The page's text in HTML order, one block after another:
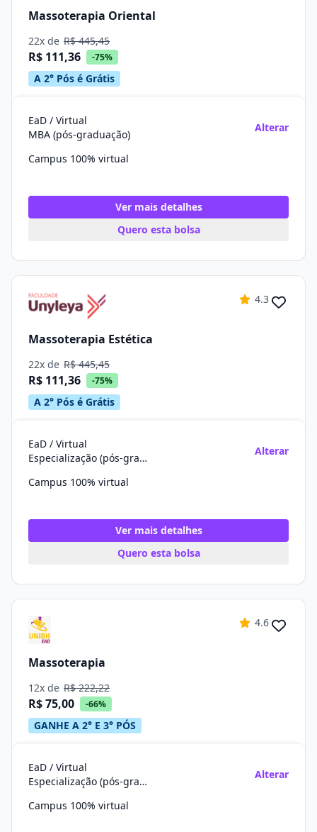
Massoterapia Oriental
22x de R$ 445,45
R$ 111,36 -75%
A 2° Pós é Grátis
EaD / Virtual
MBA (pós-graduação)
Alterar
Campus 100% virtual
Ver mais detalhes
Quero esta bolsa
4.3
Massoterapia Estética
22x de R$ 445,45
R$ 111,36 -75%
A 2° Pós é Grátis
EaD / Virtual
Especialização (pós-graduação)
Alterar
Campus 100% virtual
Ver mais detalhes
Quero esta bolsa
4.6
Massoterapia
12x de R$ 222,22
R$ 75,00 -66%
GANHE A 2° E 3° PÓS
EaD / Virtual
Especialização (pós-graduação)
Alterar
Campus 100% virtual